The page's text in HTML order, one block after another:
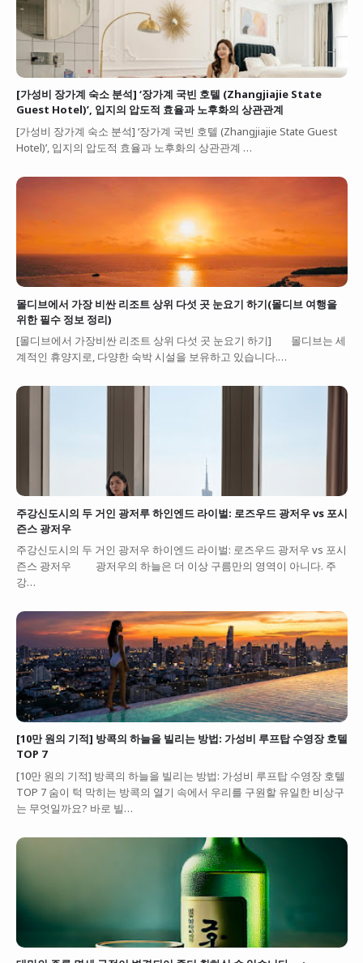
[가성비 장가계 숙소 분석] ‘장가계 국빈 호텔 (Zhangjiajie State
Guest Hotel)’, 입지의 압도적 효율과 노후화의 상관관계
[가성비 장가계 숙소 분석] ‘장가계 국빈 호텔 (Zhangjiajie State Guest
Hotel)’, 입지의 압도적 효율과 노후화의 상관관계 …
몰디브에서 가장 비싼 리조트 상위 다섯 곳 눈요기 하기(몰디브 여행을
위한 필수 정보 정리)
[몰디브에서 가장비싼 리조트 상위 다섯 곳 눈요기 하기] 몰디브는 세
계적인 휴양지로, 다양한 숙박 시설을 보유하고 있습니다.…
주강신도시의 두 거인 광저루 하인엔드 라이벌: 로즈우드 광저우 vs 포시
즌스 광저우
주강신도시의 두 거인 광저우 하이엔드 라이벌: 로즈우드 광저우 vs 포시
즌스 광저우 광저우의 하늘은 더 이상 구름만의 영역이 아니다. 주
강…
[10만 원의 기적] 방콕의 하늘을 빌리는 방법: 가성비 루프탑 수영장 호텔
TOP 7
[10만 원의 기적] 방콕의 하늘을 빌리는 방법: 가성비 루프탑 수영장 호텔
TOP 7 숨이 턱 막히는 방콕의 열기 속에서 우리를 구원할 유일한 비상구
는 무엇일까요? 바로 빌…